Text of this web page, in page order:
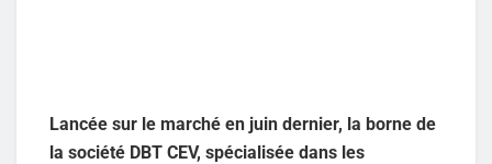
Lancée sur le marché en juin dernier, la borne de
la société DBT CEV, spécialisée dans les